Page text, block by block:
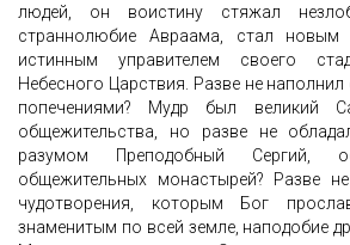
людей, он воистину стяжал
страннолюбие Авраама, стал новым
истинным управителем своего
Небесного Царствия. Разве не
попечениями? Мудр был великий
общежительства, но разве не
разумом Преподобный Сергий,
общежительных монастырей? Разве
чудотворения, которым Бог
знаменитым по всей земле, наподобие